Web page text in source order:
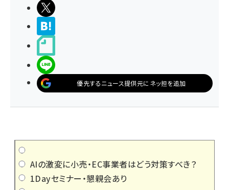
優先するニュース提供元にネッ担を追加
AIの激変に小売・EC事業者はどう対策すべき？
1Dayセミナー・懇親会あり